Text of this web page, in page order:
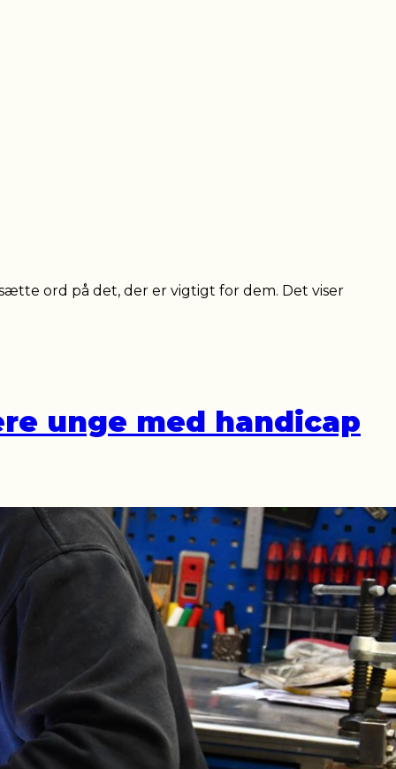
ord på det, der er vigtigt for dem. Det viser
unge med handicap